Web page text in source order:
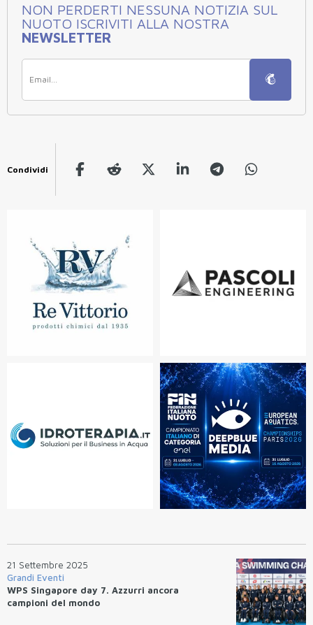
NON PERDERTI NESSUNA NOTIZIA SUL
NUOTO ISCRIVITI ALLA NOSTRA
NEWSLETTER
Condividi
21 Settembre 2025
Grandi Eventi
WPS Singapore day 7. Azzurri ancora
campioni del mondo